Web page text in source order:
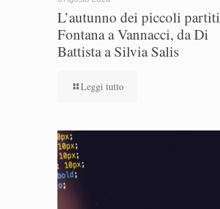
L’autunno dei piccoli
Fontana a Vannacci, da Di
Battista a Silvia Salis
Leggi tutto